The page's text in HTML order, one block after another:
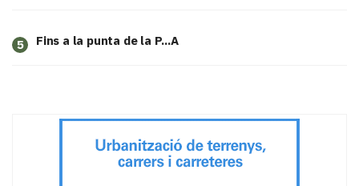
5 Fins a la punta de la P...A